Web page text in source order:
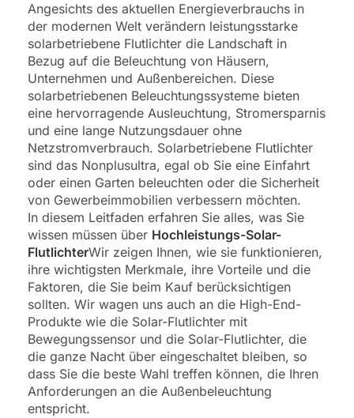
Angesichts des aktuellen Energieverbrauchs in
der modernen Welt verändern leistungsstarke
solarbetriebene Flutlichter die Landschaft in
Bezug auf die Beleuchtung von Häusern,
Unternehmen und Außenbereichen. Diese
solarbetriebenen Beleuchtungssysteme bieten
eine hervorragende Ausleuchtung, Stromersparnis
und eine lange Nutzungsdauer ohne
Netzstromverbrauch. Solarbetriebene Flutlichter
sind das Nonplusultra, egal ob Sie eine Einfahrt
oder einen Garten beleuchten oder die Sicherheit
von Gewerbeimmobilien verbessern möchten.
In diesem Leitfaden erfahren Sie alles, was Sie
wissen müssen über Hochleistungs-Solar-
FlutlichterWir zeigen Ihnen, wie sie funktionieren,
ihre wichtigsten Merkmale, ihre Vorteile und die
Faktoren, die Sie beim Kauf berücksichtigen
sollten. Wir wagen uns auch an die High-End-
Produkte wie die Solar-Flutlichter mit
Bewegungssensor und die Solar-Flutlichter, die
die ganze Nacht über eingeschaltet bleiben, so
dass Sie die beste Wahl treffen können, die Ihren
Anforderungen an die Außenbeleuchtung
entspricht.